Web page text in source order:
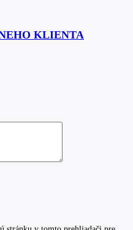
KLIENTA